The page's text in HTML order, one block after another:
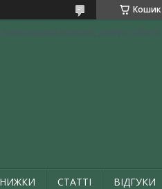
Кошик
СТАТТІ ВІДГУКИ